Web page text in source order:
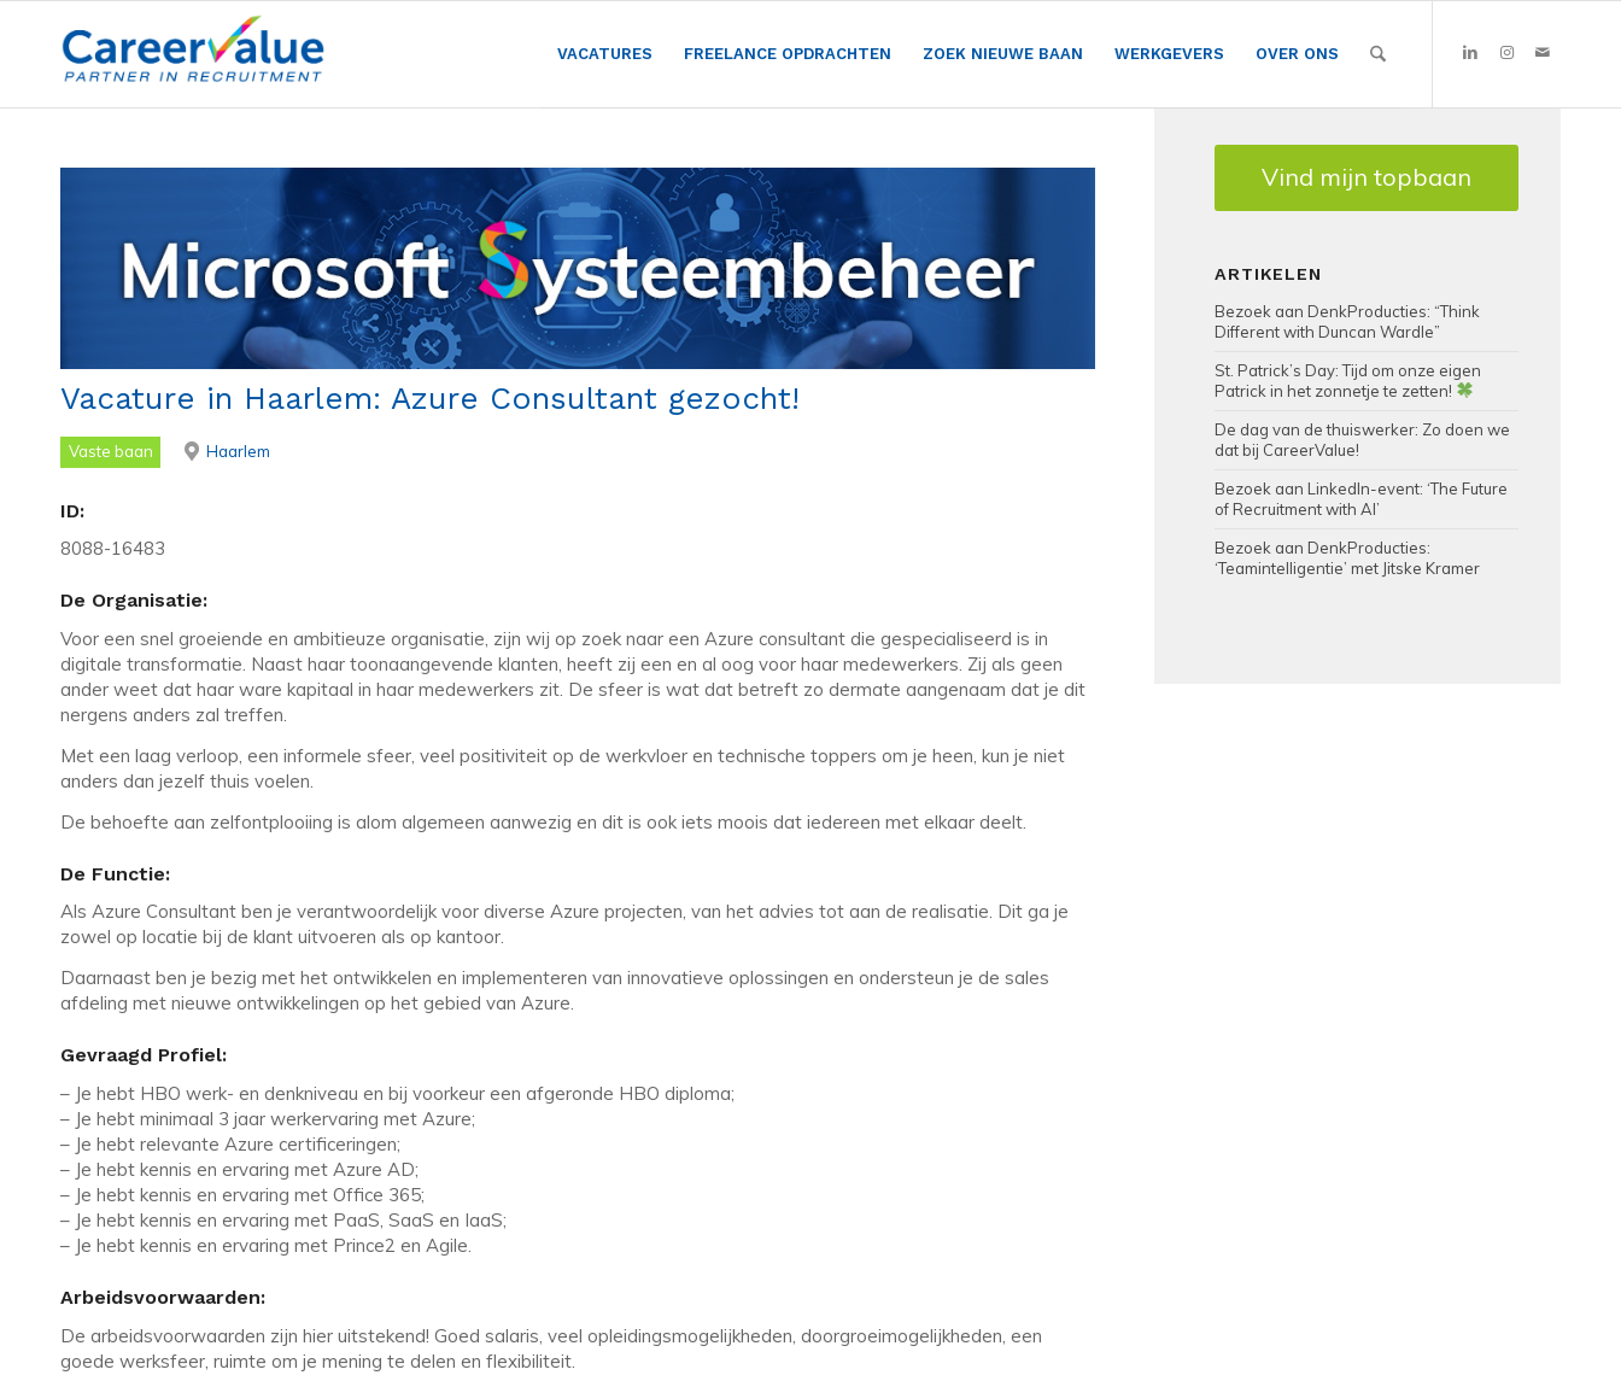
VACATURES FREELANCE OPDRACHTEN ZOEK NIEUWE BAAN WERKGEVERS OVER ONS
Vacature in Haarlem: Azure Consultant gezocht!
Vaste baan Haarlem
ID:
8088-16483
De Organisatie:
Voor een snel groeiende en ambitieuze organisatie, zijn wij op zoek naar een Azure consultant die gespecialiseerd is in
digitale transformatie. Naast haar toonaangevende klanten, heeft zij een en al oog voor haar medewerkers. Zij als geen
ander weet dat haar ware kapitaal in haar medewerkers zit. De sfeer is wat dat betreft zo dermate aangenaam dat je dit
nergens anders zal treffen.
Met een laag verloop, een informele sfeer, veel positiviteit op de werkvloer en technische toppers om je heen, kun je niet
anders dan jezelf thuis voelen.
De behoefte aan zelfontplooiing is alom algemeen aanwezig en dit is ook iets moois dat iedereen met elkaar deelt.
De Functie:
Als Azure Consultant ben je verantwoordelijk voor diverse Azure projecten, van het advies tot aan de realisatie. Dit ga je
zowel op locatie bij de klant uitvoeren als op kantoor.
Daarnaast ben je bezig met het ontwikkelen en implementeren van innovatieve oplossingen en ondersteun je de sales
afdeling met nieuwe ontwikkelingen op het gebied van Azure.
Gevraagd Profiel:
– Je hebt HBO werk- en denkniveau en bij voorkeur een afgeronde HBO diploma;
– Je hebt minimaal 3 jaar werkervaring met Azure;
– Je hebt relevante Azure certificeringen;
– Je hebt kennis en ervaring met Azure AD;
– Je hebt kennis en ervaring met Office 365;
– Je hebt kennis en ervaring met PaaS, SaaS en IaaS;
– Je hebt kennis en ervaring met Prince2 en Agile.
Arbeidsvoorwaarden:
De arbeidsvoorwaarden zijn hier uitstekend! Goed salaris, veel opleidingsmogelijkheden, doorgroeimogelijkheden, een
goede werksfeer, ruimte om je mening te delen en flexibiliteit.
Vind mijn topbaan
ARTIKELEN
Bezoek aan DenkProducties: “Think
Different with Duncan Wardle”
St. Patrick’s Day: Tijd om onze eigen
Patrick in het zonnetje te zetten!
De dag van de thuiswerker: Zo doen we
dat bij CareerValue!
Bezoek aan LinkedIn-event: ‘The Future
of Recruitment with AI’
Bezoek aan DenkProducties:
‘Teamintelligentie’ met Jitske Kramer